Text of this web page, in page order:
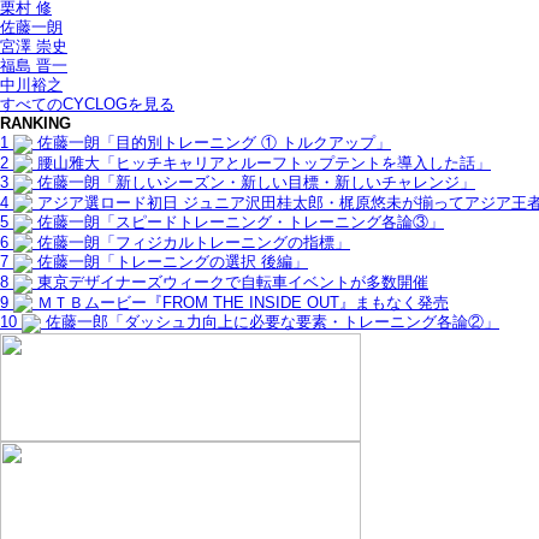
栗村 修
佐藤一朗
宮澤 崇史
福島 晋一
中川裕之
すべてのCYCLOGを見る
RANKING
1
佐藤一朗「目的別トレーニング ① トルクアップ」
2
腰山雅大「ヒッチキャリアとルーフトップテントを導入した話」
3
佐藤一朗「新しいシーズン・新しい目標・新しいチャレンジ」
4
アジア選ロード初日 ジュニア沢田桂太郎・梶原悠未が揃ってアジア王
5
佐藤一朗「スピードトレーニング・トレーニング各論③」
6
佐藤一朗「フィジカルトレーニングの指標」
7
佐藤一朗「トレーニングの選択 後編」
8
東京デザイナーズウィークで自転車イベントが多数開催
9
ＭＴＢムービー『FROM THE INSIDE OUT』まもなく発売
10
佐藤一郎「ダッシュ力向上に必要な要素・トレーニング各論②」